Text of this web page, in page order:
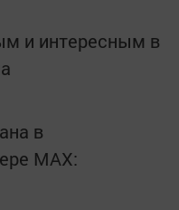
и интересным в
в
MАХ: